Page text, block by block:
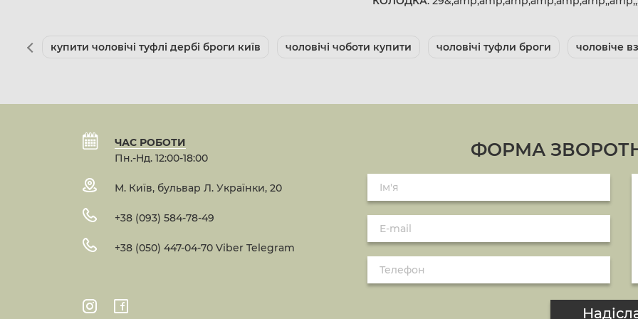
купити чоловічі туфлі дербі броги київ чоловічі чоботи купити чоловічі туфли броги чоловіче
ЧАС РОБОТИ
Пн.-Нд. 12:00-18:00
М. Київ, бульвар Л. Українки, 20
+38 (093) 584-78-49
+38 (050) 447-04-70 Viber Telegram
ФОРМА